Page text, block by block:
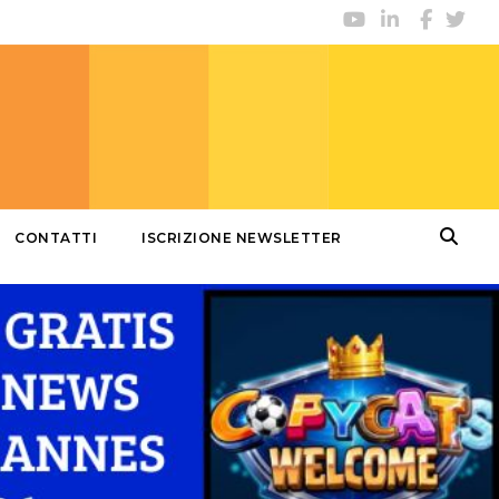
CONTATTI ISCRIZIONE NEWSLETTER